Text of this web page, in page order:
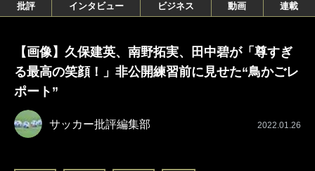
批評
インタビュー ビジネス 動画 連載
【画像】久保建英、南野拓実、田中碧が「尊すぎ
る最高の笑顔！」非公開練習前に見せた“鳥かごレ
ポート”
サッカー批評編集部 2022.01.26